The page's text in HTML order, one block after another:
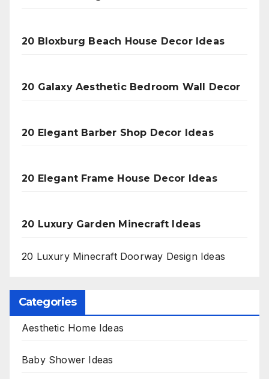
20 Bloxburg Beach House Decor Ideas
20 Galaxy Aesthetic Bedroom Wall Decor
20 Elegant Barber Shop Decor Ideas
20 Elegant Frame House Decor Ideas
20 Luxury Garden Minecraft Ideas
20 Luxury Minecraft Doorway Design Ideas
Categories
Aesthetic Home Ideas
Baby Shower Ideas